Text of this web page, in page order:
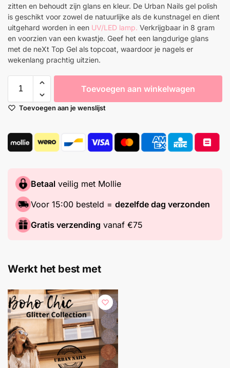
zitten en behoudt zijn glans en kleur. De Urban Nails gel polish
is geschikt voor zowel de natuurlijke als de kunstnagel en dient
uitgehard worden in een UV/LED lamp. Verkrijgbaar in 8 gram
en voorzien van een kwastje. Geef het een langdurige glans
met de neXt Top Gel als topcoat, waardoor je nagels er
wekenlang prachtig uitzien.
Toevoegen aan winkelwagen
Toevoegen aan je wenslijst
Betaal veilig met Mollie
Voor 15:00 besteld = dezelfde dag verzonden
Gratis verzending vanaf €75
Werkt het best met